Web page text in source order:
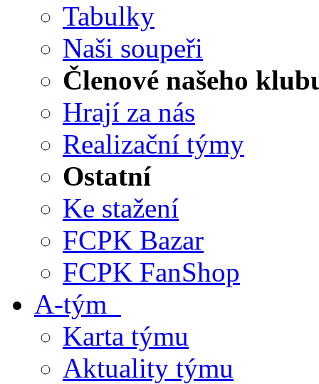
Tabulky
Naši soupeři
Členové našeho
Hrají za nás
Realizační týmy
Ostatní
Ke stažení
FCPK Bazar
FCPK FanShop
A-tým
Karta týmu
Aktuality týmu